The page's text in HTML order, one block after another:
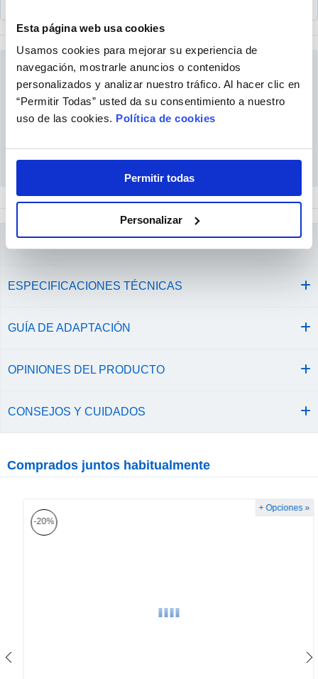
Esta página web usa cookies
Usamos cookies para mejorar su experiencia de
navegación, mostrarle anuncios o contenidos
personalizados y analizar nuestro tráfico. Al hacer clic en
“Permitir Todas” usted da su consentimiento a nuestro
uso de las cookies. Política de cookies
Permitir todas
Personalizar
¿Tiene dudas sobre su Prescripción?
No es necesario que tenga a mano la Receta
ESPECIFICACIONES TÉCNICAS
GUÍA DE ADAPTACIÓN
OPINIONES DEL PRODUCTO
CONSEJOS Y CUIDADOS
Comprados juntos habitualmente
-20%
+ Opciones »